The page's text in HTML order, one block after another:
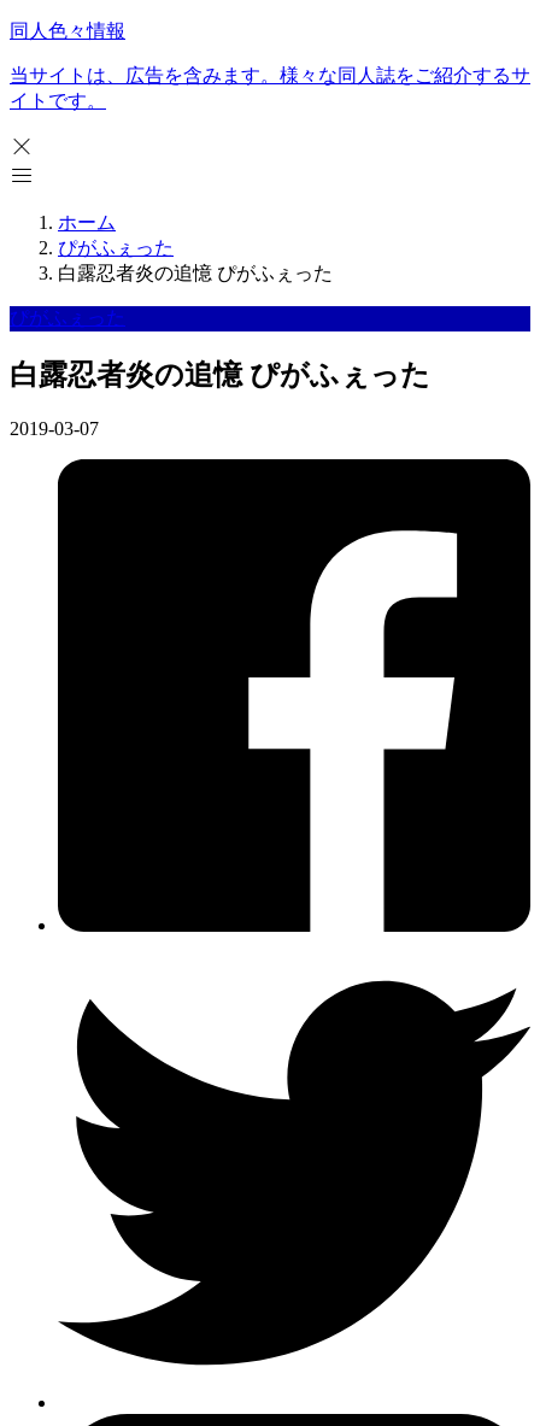
同人色々情報
当サイトは、広告を含みます。様々な同人誌をご紹介するサ
イトです。
ホーム
ぴがふぇった
白露忍者炎の追憶 ぴがふぇった
ぴがふぇった
白露忍者炎の追憶 ぴがふぇった
2019-03-07